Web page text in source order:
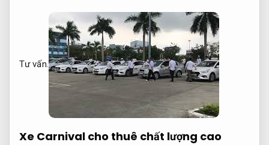
Tư vấn.
Xe Carnival cho thuê chất lượng cao